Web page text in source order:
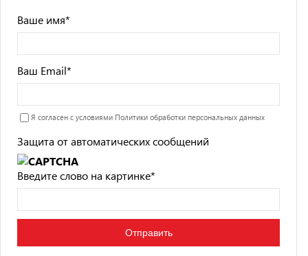
Ваше имя*
Ваш Email*
Я согласен с условиями Политики обработки персональных данных
Защита от автоматических сообщений
Введите слово на картинке*